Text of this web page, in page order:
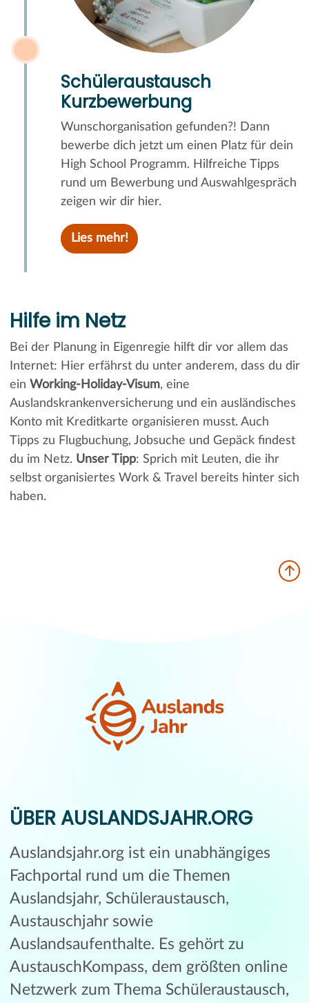
Schüleraustausch
Kurzbewerbung
Wunschorganisation gefunden?! Dann
bewerbe dich jetzt um einen Platz für dein
High School Programm. Hilfreiche Tipps
rund um Bewerbung und Auswahlgespräch
zeigen wir dir hier.
Lies mehr!
Hilfe im Netz
Bei der Planung in Eigenregie hilft dir vor allem das
Internet: Hier erfährst du unter anderem, dass du dir
ein Working-Holiday-Visum, eine
Auslandskrankenversicherung und ein ausländisches
Konto mit Kreditkarte organisieren musst. Auch
Tipps zu Flugbuchung, Jobsuche und Gepäck findest
du im Netz. Unser Tipp: Sprich mit Leuten, die ihr
selbst organisiertes Work & Travel bereits hinter sich
haben.
ÜBER AUSLANDSJAHR.ORG
Auslandsjahr.org ist ein unabhängiges
Fachportal rund um die Themen
Auslandsjahr, Schüleraustausch,
Austauschjahr sowie
Auslandsaufenthalte. Es gehört zu
AustauschKompass, dem größten online
Netzwerk zum Thema Schüleraustausch,